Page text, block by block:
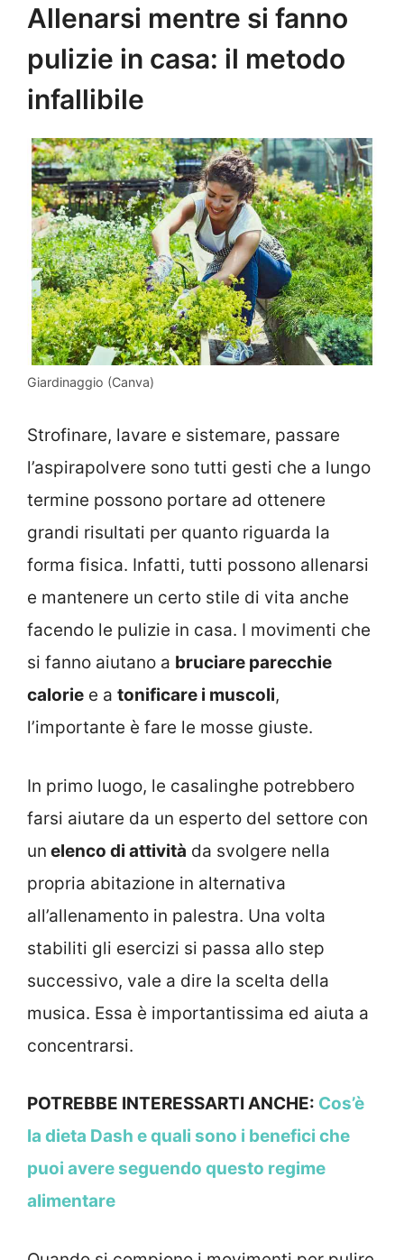
Allenarsi mentre si fanno
pulizie in casa: il metodo
infallibile
Giardinaggio (Canva)
Strofinare, lavare e sistemare, passare
l’aspirapolvere sono tutti gesti che a lungo
termine possono portare ad ottenere
grandi risultati per quanto riguarda la
forma fisica. Infatti, tutti possono allenarsi
e mantenere un certo stile di vita anche
facendo le pulizie in casa. I movimenti che
si fanno aiutano a bruciare parecchie
calorie e a tonificare i muscoli,
l’importante è fare le mosse giuste.
In primo luogo, le casalinghe potrebbero
farsi aiutare da un esperto del settore con
un elenco di attività da svolgere nella
propria abitazione in alternativa
all’allenamento in palestra. Una volta
stabiliti gli esercizi si passa allo step
successivo, vale a dire la scelta della
musica. Essa è importantissima ed aiuta a
concentrarsi.
POTREBBE INTERESSARTI ANCHE: Cos’è
la dieta Dash e quali sono i benefici che
puoi avere seguendo questo regime
alimentare